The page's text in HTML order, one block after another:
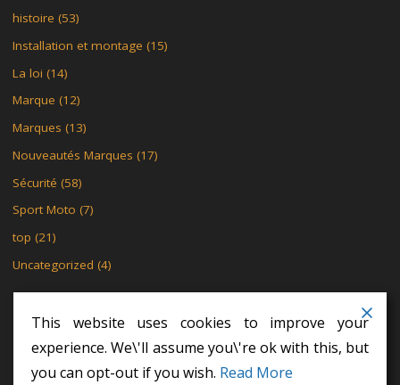
histoire (53)
Installation et montage (15)
La loi (14)
Marque (12)
Marques (13)
Nouveautés Marques (17)
Sécurité (58)
Sport Moto (7)
top (21)
Uncategorized (4)
MENTIONS LÉGALES
POLITIQUE DE CONFIDENTIALITÉ
POLITIQUE DE CONFIDENTIALITÉ
This website uses cookies to improve your
experience. We\'ll assume you\'re ok with this, but
you can opt-out if you wish. Read More